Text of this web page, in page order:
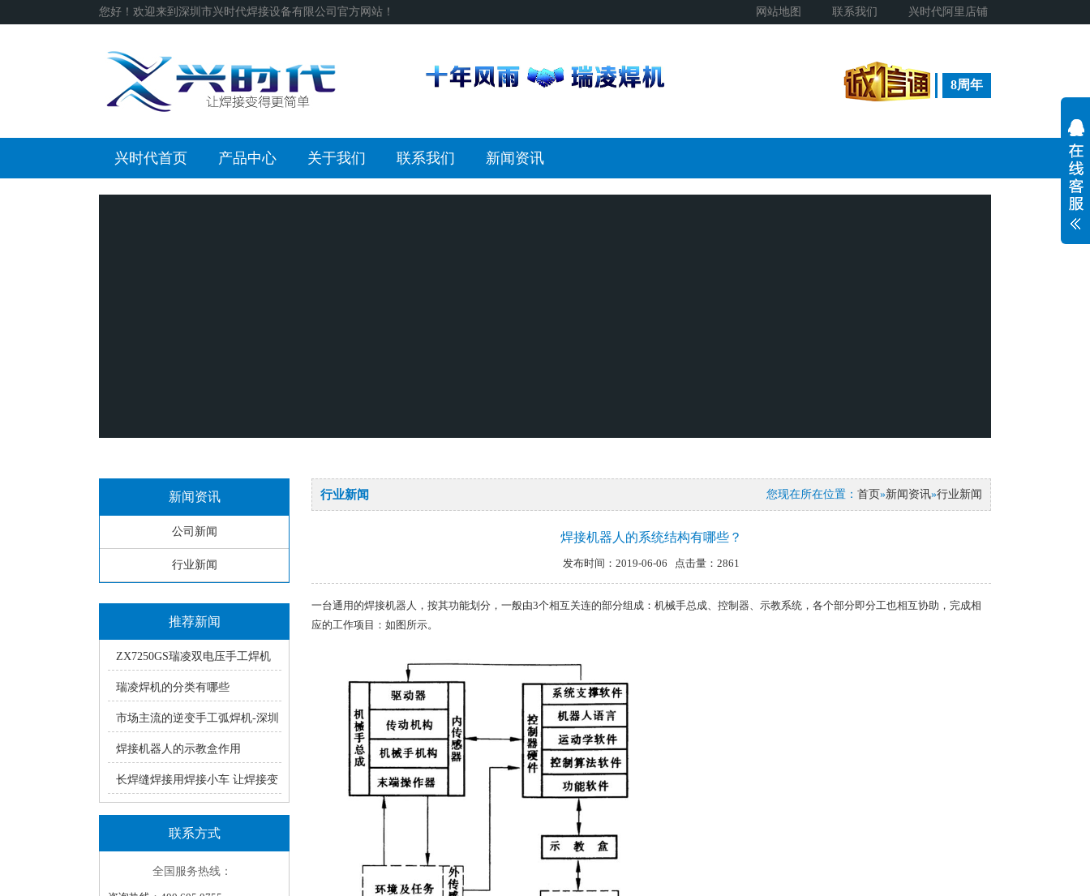
您好！欢迎来到深圳市兴时代焊接设备有限公司官方网站！ 网站地图 联系我们 兴时代阿里店铺
8周年
兴时代首页 产品中心 关于我们 联系我们 新闻资讯
新闻资讯
公司新闻
行业新闻
推荐新闻
ZX7250GS瑞凌双电压手工焊机
使用中的常见疑问
瑞凌焊机的分类有哪些
市场主流的逆变手工弧焊机-深圳
瑞凌手工焊ZX7系统产品介绍
焊接机器人的示教盒作用
长焊缝焊接用焊接小车 让焊接变
轻松！（一）
联系方式
全国服务热线：
您现在所在位置： 首页»新闻资讯»行业新闻
行业新闻
焊接机器人的系统结构有哪些？
发布时间：2019-06-06 点击量：2861
一台通用的焊接机器人，按其功能划分，一般由3个相互关连的部分组成：机械手总成、控制器、示教系统，各个部分即分工也相互协助，完成相
应的工作项目：如图所示。